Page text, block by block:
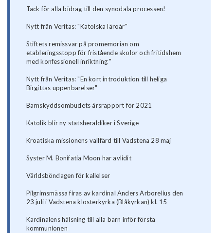
Tack för alla bidrag till den synodala processen!
Nytt från Veritas: "Katolska läroår"
Stiftets remissvar på promemorian om
etableringsstopp för fristående skolor och fritidshem
med konfessionell inriktning "
Nytt från Veritas: "En kort introduktion till heliga
Birgittas uppenbarelser"
Barnskyddsombudets årsrapport för 2021
Katolik blir ny statsheraldiker i Sverige
Kroatiska missionens vallfärd till Vadstena 28 maj
Syster M. Bonifatia Moon har avlidit
Världsböndagen för kallelser
Pilgrimsmässa firas av kardinal Anders Arborelius den
23 juli i Vadstena klosterkyrka (Blåkyrkan) kl. 15
Kardinalens hälsning till alla barn inför första
kommunionen